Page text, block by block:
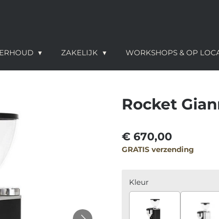
ZAKELIJK WORKSHOPS & OP
Rocket
€ 670,00
GRATIS verzending
Kleur